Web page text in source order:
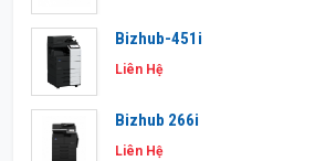
Bizhub-451i
Liên Hệ
Bizhub 266i
Liên Hệ